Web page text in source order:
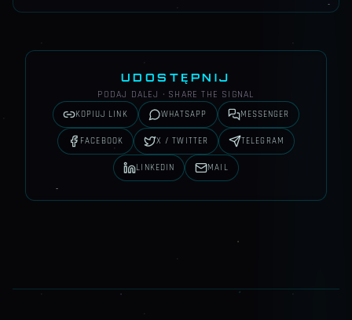
UDOSTĘPNIJ
PODAJ DALEJ · SHARE THE SIGNAL
KOPIUJ LINK WHATSAPP MESSENGER
FACEBOOK X / TWITTER TELEGRAM
LINKEDIN MAIL